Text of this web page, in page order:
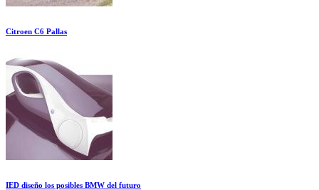
Citroen C6 Pallas
IED diseño los posibles BMW del futuro